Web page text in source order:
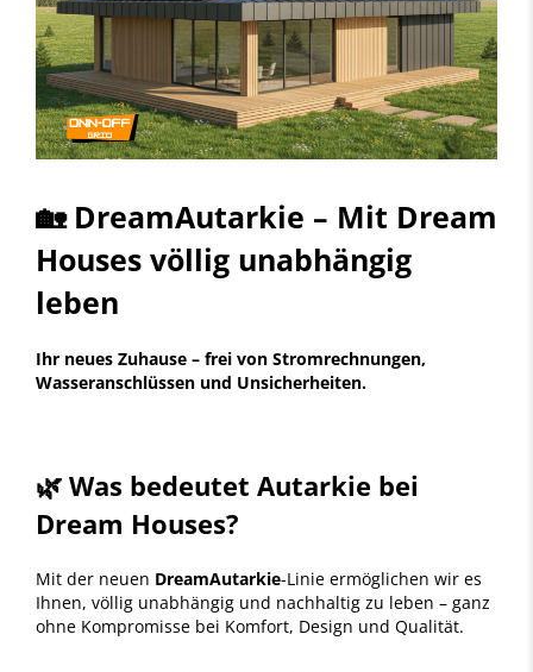
🏡 DreamAutarkie – Mit Dream
Houses völlig unabhängig
leben
Ihr neues Zuhause – frei von Stromrechnungen,
Wasseranschlüssen und Unsicherheiten.
🌿 Was bedeutet Autarkie bei
Dream Houses?
Mit der neuen DreamAutarkie-Linie ermöglichen wir es
Ihnen, völlig unabhängig und nachhaltig zu leben – ganz
ohne Kompromisse bei Komfort, Design und Qualität.